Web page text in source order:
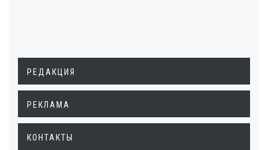
РЕДАКЦИЯ
РЕКЛАМА
КОНТАКТЫ